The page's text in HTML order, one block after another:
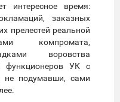
интересное время:
заказных
прелестей реальной
компромата,
воровства
функционеров УК с
не подумавши, сами